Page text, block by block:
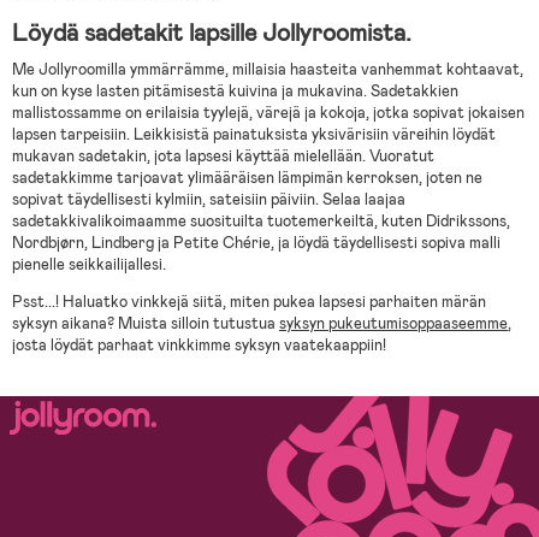
Löydä sadetakit lapsille Jollyroomista.
Me Jollyroomilla ymmärrämme, millaisia haasteita vanhemmat kohtaavat,
kun on kyse lasten pitämisestä kuivina ja mukavina. Sadetakkien
mallistossamme on erilaisia tyylejä, värejä ja kokoja, jotka sopivat jokaisen
lapsen tarpeisiin. Leikkisistä painatuksista yksivärisiin väreihin löydät
mukavan sadetakin, jota lapsesi käyttää mielellään. Vuoratut
sadetakkimme tarjoavat ylimääräisen lämpimän kerroksen, joten ne
sopivat täydellisesti kylmiin, sateisiin päiviin. Selaa laajaa
sadetakkivalikoimaamme suosituilta tuotemerkeiltä, kuten Didrikssons,
Nordbjørn, Lindberg ja Petite Chérie, ja löydä täydellisesti sopiva malli
pienelle seikkailijallesi.
Psst...! Haluatko vinkkejä siitä, miten pukea lapsesi parhaiten märän
syksyn aikana? Muista silloin tutustua syksyn pukeutumisoppaaseemme,
josta löydät parhaat vinkkimme syksyn vaatekaappiin!